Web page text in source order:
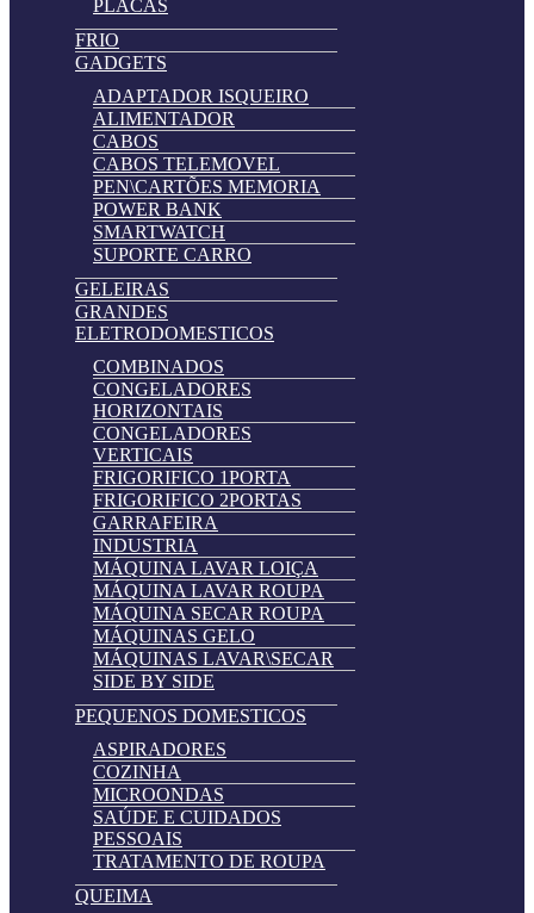
PLACAS
FRIO
GADGETS
ADAPTADOR ISQUEIRO
ALIMENTADOR
CABOS
CABOS TELEMOVEL
PEN\CARTÕES MEMORIA
POWER BANK
SMARTWATCH
SUPORTE CARRO
GELEIRAS
GRANDES
ELETRODOMESTICOS
COMBINADOS
CONGELADORES
HORIZONTAIS
CONGELADORES
VERTICAIS
FRIGORIFICO 1PORTA
FRIGORIFICO 2PORTAS
GARRAFEIRA
INDUSTRIA
MÁQUINA LAVAR LOIÇA
MÁQUINA LAVAR ROUPA
MÁQUINA SECAR ROUPA
MÁQUINAS GELO
MÁQUINAS LAVAR\SECAR
SIDE BY SIDE
PEQUENOS DOMESTICOS
ASPIRADORES
COZINHA
MICROONDAS
SAÚDE E CUIDADOS
PESSOAIS
TRATAMENTO DE ROUPA
QUEIMA